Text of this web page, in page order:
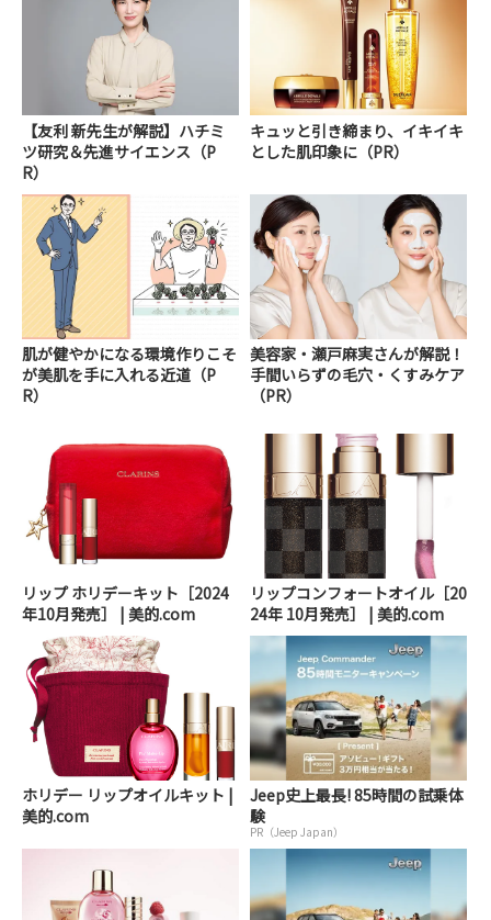
【友利 新先生が解説】ハチミ
ツ研究＆先進サイエンス（P
R）
キュッと引き締まり、イキイキ
とした肌印象に（PR）
肌が健やかになる環境作りこそ
が美肌を手に入れる近道（P
R）
美容家・瀬戸麻実さんが解説！
手間いらずの毛穴・くすみケア
（PR）
リップ ホリデーキット［2024
年10月発売］ | 美的.com
リップコンフォートオイル［20
24年 10月発売］ | 美的.com
ホリデー リップオイルキット |
美的.com
Jeep史上最長! 85時間の試乗体
験
PR（Jeep Japan）